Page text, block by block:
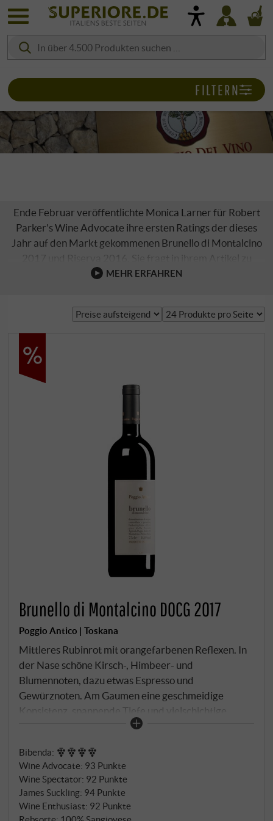
Ende Februar veröffentlichte Monica Larner für Robert
Parker's Wine Advocate ihre ersten Ratings der dieses
Jahr auf den Markt gekommenen Brunello di Montalcino
2017 und Riserva 2016. Sie fragt in ihrem Artikel zu
Recht und gibt auch gleich die Antwort dazu: "Und was ist
wenige Weinbauregionen auf der Welt haben das
Potenzial, Weine mit einem solchen Maß an Tiefe und
Finesse zu erzeugen. Im besten Fall bewegt sich der …
MEHR ERFAHREN
FILTERN
Brunello di Montalcino DOCG 2017
Poggio Antico | Toskana
Mittleres Rubinrot mit orangefarbenen Reflexen. In
der Nase schöne Kirsch-, Himbeer- und
Blumennoten, dazu etwas Espresso und
Gewürznoten. Am Gaumen eine geschmeidige
Konsistenz, spannende Tiefe und vielschichtige
Fruchtnoten. Er präsentiert sich lang und
Gesamtbild machen ihn zu einem der besten des
Jahrgangs.
Bibenda:
Wine Advocate: 93 Punkte
Wine Spectator: 92 Punkte
James Suckling: 94 Punkte
Wine Enthusiast: 92 Punkte